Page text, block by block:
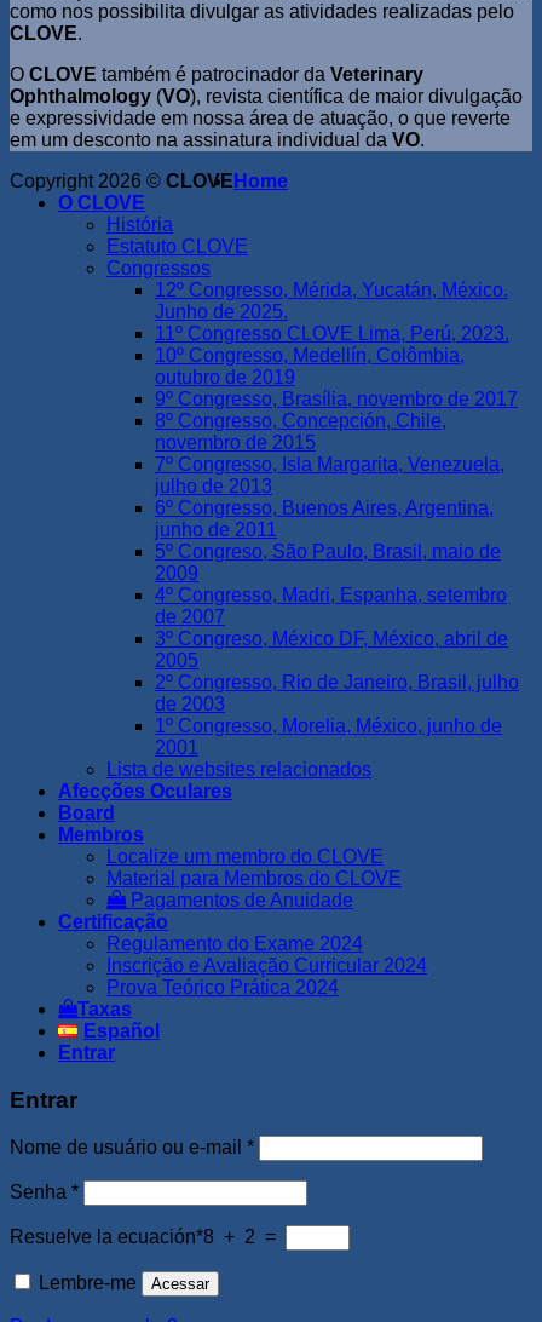
como nos possibilita divulgar as atividades realizadas pelo
CLOVE.
O CLOVE também é patrocinador da Veterinary
Ophthalmology (VO), revista científica de maior divulgação
e expressividade em nossa área de atuação, o que reverte
em um desconto na assinatura individual da VO.
Copyright 2026 © CLOVE Home
O CLOVE
História
Estatuto CLOVE
Congressos
12º Congresso, Mérida, Yucatán, México.
Junho de 2025.
11º Congresso CLOVE Lima, Perú, 2023.
10º Congresso, Medellín, Colômbia,
outubro de 2019
9º Congresso, Brasília, novembro de 2017
8º Congresso, Concepción, Chile,
novembro de 2015
7º Congresso, Isla Margarita, Venezuela,
julho de 2013
6º Congresso, Buenos Aires, Argentina,
junho de 2011
5º Congreso, São Paulo, Brasil, maio de
2009
4º Congresso, Madri, Espanha, setembro
de 2007
3º Congreso, México DF, México, abril de
2005
2º Congresso, Rio de Janeiro, Brasil, julho
de 2003
1º Congresso, Morelia, México, junho de
2001
Lista de websites relacionados
Afecções Oculares
Board
Membros
Localize um membro do CLOVE
Material para Membros do CLOVE
Pagamentos de Anuidade
Certificação
Regulamento do Exame 2024
Inscrição e Avaliação Curricular 2024
Prova Teórico Prática 2024
Taxas
Español
Entrar
Entrar
Nome de usuário ou e-mail *Obrigatório
Senha *Obrigatório
Resuelve la ecuación*8 + 2 =
Lembre-me Acessar